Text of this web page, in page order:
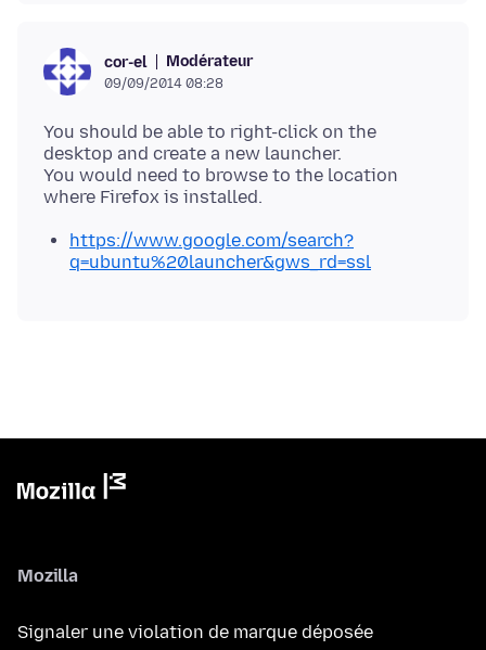
cor-el Modérateur
09/09/2014 08:28
You should be able to right-click on the
desktop and create a new launcher.
You would need to browse to the location
https://www.google.com/search?
q=ubuntu%20launcher&gws_rd=ssl
Mozilla
Signaler une violation de marque déposée